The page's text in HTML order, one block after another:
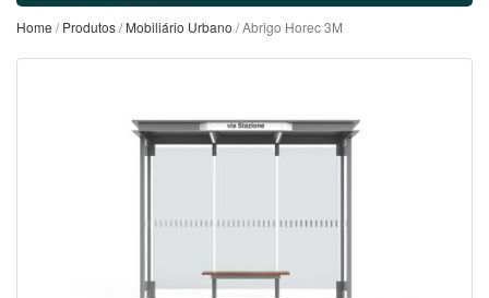
Home /Produtos/Mobiliário Urbano / Abrigo Horec 3M